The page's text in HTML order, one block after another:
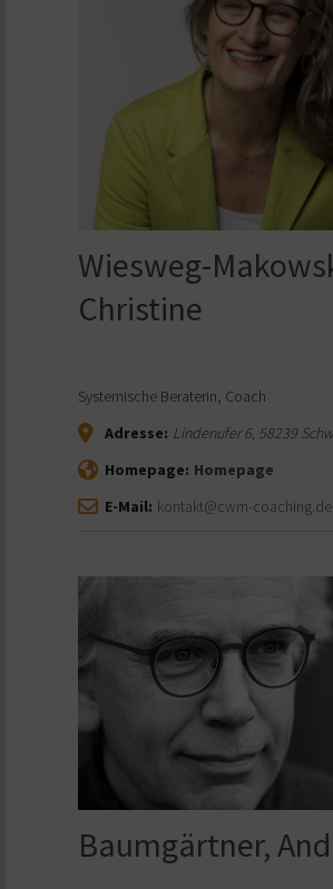
Wiesweg-
Christine
Systemische Beraterin, Coach
Adresse: Lindenufer 6, 58239
Homepage: Homepage
E-Mail: kontakt@cwm-coaching.de
Baumgärtner,